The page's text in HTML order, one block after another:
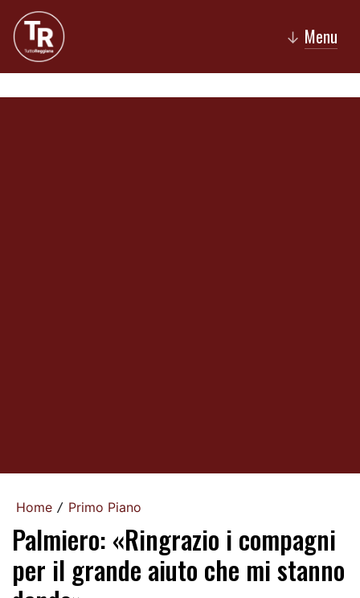
↓ Menu
Home / Primo Piano
Palmiero: «Ringrazio i compagni
per il grande aiuto che mi stanno